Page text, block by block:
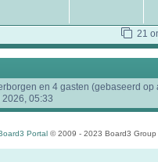
21
en 4 gasten (gebaseerd
05:33
Portal © 2009 - 2023 Board3 Group